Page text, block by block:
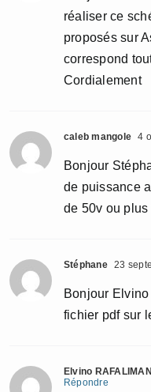
réaliser ce
proposés sur
correspond
Cordialement
caleb mangole 4
Bonjour
de puissance
de 50v ou plus
Stéphane 23
Bonjour
fichier pdf sur
Elvino
Répondre